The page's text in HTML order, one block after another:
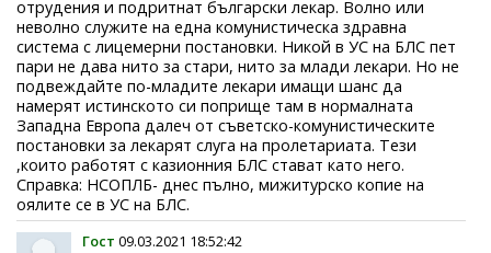
отрудения и подритнат български лекар. Волно или
неволно служите на една комунистическа здравна
система с лицемерни постановки. Никой в УС на БЛС пет
пари не дава нито за стари, нито за млади лекари. Но не
подвеждайте по-младите лекари имащи шанс да
намерят истинското си поприще там в нормалната
Западна Европа далеч от съветско-комунистическите
постановки за лекарят слуга на пролетариата. Тези
,които работят с казионния БЛС стават като него.
Справка: НСОПЛБ- днес пълно, мижитурско копие на
оялите се в УС на БЛС.
Гост 09.03.2021 18:52:42